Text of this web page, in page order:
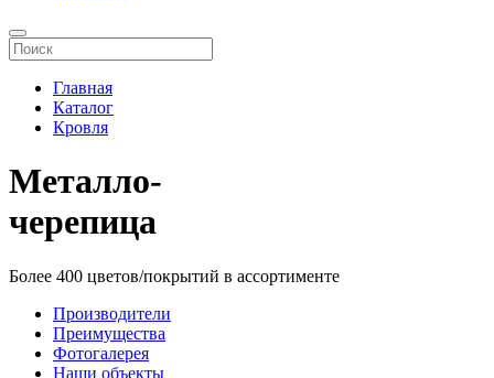
Главная
Каталог
Кровля
Металло-
черепица
Более 400 цветов/покрытий в ассортименте
Производители
Преимущества
Фотогалерея
Наши объекты